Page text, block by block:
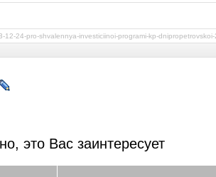
это Вас заинтересует